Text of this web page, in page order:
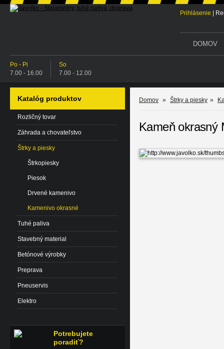
Prihlásenie
DOMOV
Po - Pi
7.00 - 16.00
So
7.00 - 12.00
Domov » Štrky a piesky »
Kameň okrasný
Katalóg produktov
Rozličný tovar
Záhrada a chovateľstvo
Štrky a piesky
Štrkopiesky
Piesok
Drvené kamenivo
Kamenivo okrasné
Tuhé paliva
Stavebný material
Betónové výrobky
Preprava
Pneuservis
Elektro
Potrebujete
poradiť?